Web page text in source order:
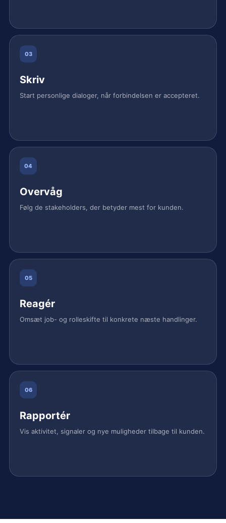
03
Skriv
Start personlige dialoger, når forbindelsen er accepteret.
04
Overvåg
Følg de stakeholders, der betyder mest for kunden.
05
Reagér
Omsæt job- og rolleskifte til konkrete næste handlinger.
06
Rapportér
Vis aktivitet, signaler og nye muligheder tilbage til kunden.